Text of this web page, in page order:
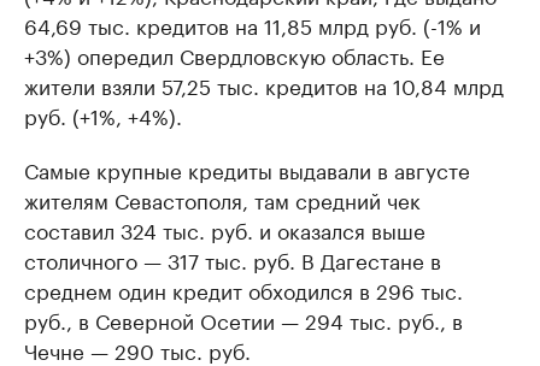
64,69 тыс. кредитов на 11,85 млрд руб. (-1% и
+3%) опередил Свердловскую область. Ее
жители взяли 57,25 тыс. кредитов на 10,84 млрд
руб. (+1%, +4%).
Самые крупные кредиты выдавали в августе
жителям Севастополя, там средний чек
составил 324 тыс. руб. и оказался выше
столичного — 317 тыс. руб. В Дагестане в
среднем один кредит обходился в 296 тыс.
руб., в Северной Осетии — 294 тыс. руб., в
Чечне — 290 тыс. руб.